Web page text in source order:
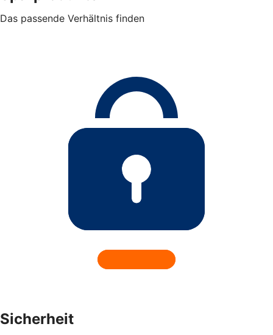
Das passende Verhältnis finden
Sicherheit